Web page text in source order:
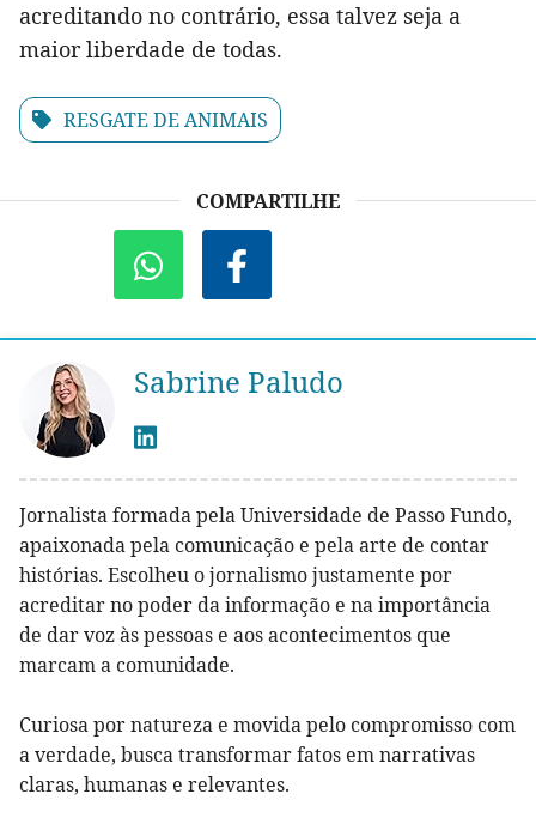
acreditando no contrário, essa talvez seja a
maior liberdade de todas.
RESGATE DE ANIMAIS
COMPARTILHE
Sabrine Paludo
Jornalista formada pela Universidade de Passo Fundo,
apaixonada pela comunicação e pela arte de contar
histórias. Escolheu o jornalismo justamente por
acreditar no poder da informação e na importância
de dar voz às pessoas e aos acontecimentos que
marcam a comunidade.
Curiosa por natureza e movida pelo compromisso com
a verdade, busca transformar fatos em narrativas
claras, humanas e relevantes.